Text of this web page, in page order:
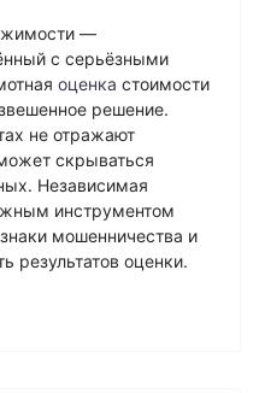
—
с серьёзными
оценка стоимости
решение.
не отражают
скрываться
Независимая
инструментом
мошенничества и
результатов оценки.